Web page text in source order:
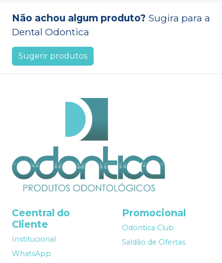
Não achou algum produto? Sugira para a
Dental Odontica
Sugerir produtos
Ceentral do
Cliente
Institucional
WhatsApp
Promocional
Odontica Club
Saldão de Ofertas